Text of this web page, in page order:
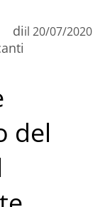
diil 20/07/2020
del